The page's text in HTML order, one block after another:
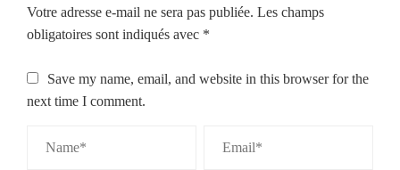
Votre adresse e-mail ne sera pas publiée. Les champs
obligatoires sont indiqués avec *
Save my name, email, and website in this browser for the
next time I comment.